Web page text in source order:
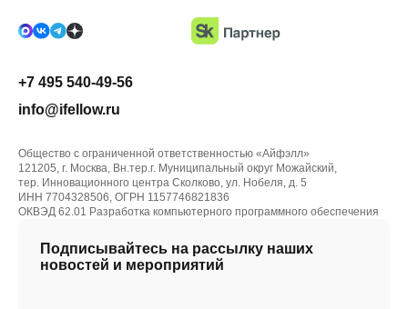
Подписывайтесь на рассылку наших
новостей и мероприятий
+7 495 540-49-56
info@ifellow.ru
Общество с ограниченной ответственностью «Айфэлл»
121205, г. Москва, Вн.тер.г. Муниципальный округ Можайский,
тер. Инновационного центра Сколково, ул. Нобеля, д. 5
ИНН 7704328506, ОГРН 1157746821836
ОКВЭД 62.01 Разработка компьютерного программного обеспечения